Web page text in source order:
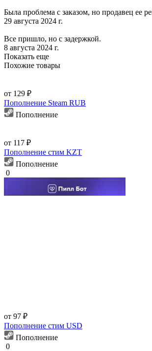
Была проблема с заказом, но продавец ее
29 августа 2024 г.
Все пришло, но с задержкой.
8 августа 2024 г.
Показать еще
Похожие товары
от 129 ₽
Пополнение Steam RUB
Пополнение
от 117 ₽
Пополнение стим KZT
Пополнение
0
от 97 ₽
Пополнение стим USD
Пополнение
0